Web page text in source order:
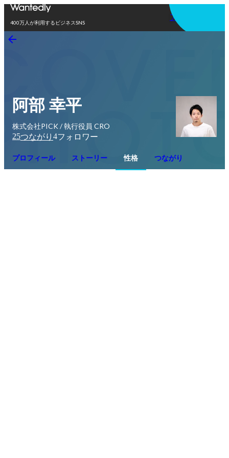
400万人が利用するビジネスSNS
アプリを使う
阿部 幸平
株式会社PICK / 執行役員 CRO
25つながり 4フォロワー
プロフィール ストーリー 性格 つながり